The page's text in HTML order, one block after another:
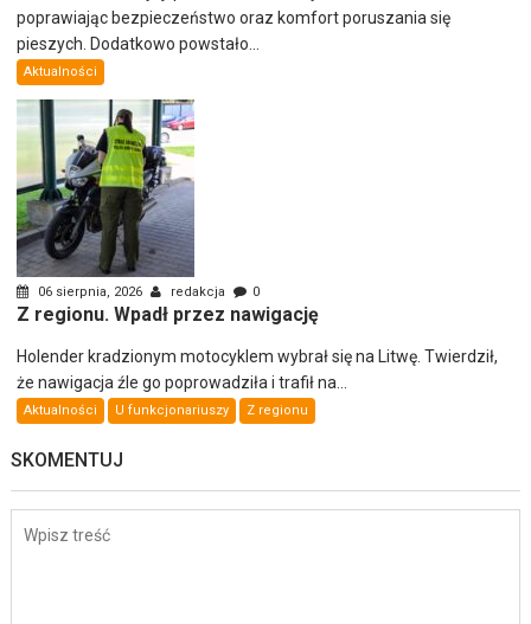
poprawiając bezpieczeństwo oraz komfort poruszania się
pieszych. Dodatkowo powstało...
Aktualności
06 sierpnia, 2026 redakcja 0
Z regionu. Wpadł przez nawigację
Holender kradzionym motocyklem wybrał się na Litwę. Twierdził,
że nawigacja źle go poprowadziła i trafił na...
Aktualności U funkcjonariuszy Z regionu
SKOMENTUJ